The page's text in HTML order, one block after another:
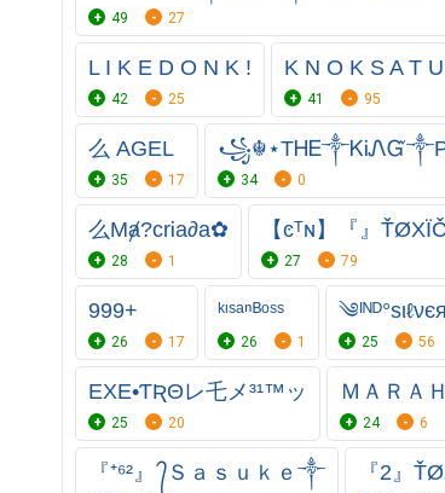
49 27
L I K E D O N K !
42 25
K N O K S A T
41 95
么 AGEL
35 17 34 0
么Mⱥ?crᎥa∂a✿
28 1
【ͼᵀɴ】『』
27 79
999+
26 17
ᵏᶦˢᵃⁿᴮᵒˢˢ
26 1 25 56
EXE•ƬƦΘレ乇メ³¹™ッ
25 20
ＭＡＲＡ
24 6
『⁺⁶²』 ᭄Ｓａｓｕｋｅ༒ 『2』